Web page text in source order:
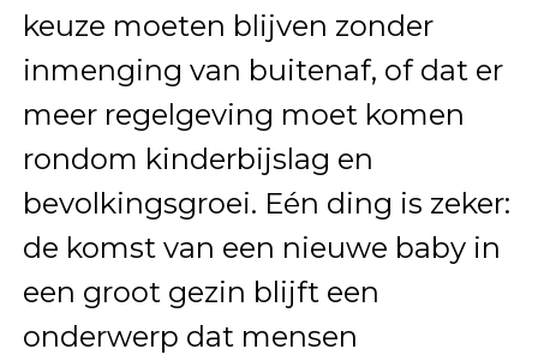
keuze moeten blijven zonder
inmenging van buitenaf, of dat er
meer regelgeving moet komen
rondom kinderbijslag en
bevolkingsgroei. Eén ding is zeker:
de komst van een nieuwe baby in
een groot gezin blijft een
onderwerp dat mensen